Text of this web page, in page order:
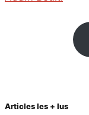
Articles les + lus